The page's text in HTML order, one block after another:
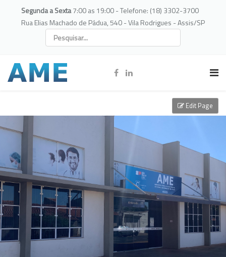
Segunda a Sexta7:00 as 19:00 - Telefone: (18) 3302-3700
Rua Elias Machado de Pádua, 540 - Vila Rodrigues - Assis/SP
Edit Page